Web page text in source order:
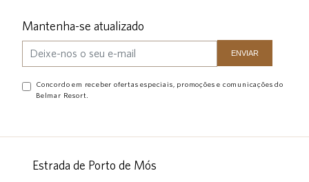
Mantenha-se atualizado
Concordo em receber ofertas especiais, promoções e comunicações do
Belmar Resort.
Estrada de Porto de Mós